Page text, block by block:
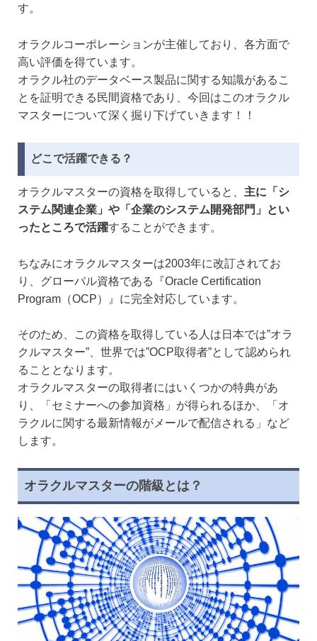
す。
オラクルコーポレーションが主催しており、各方面で
高い評価を得ています。
オラクル社のデータベース製品に関する知識があるこ
とを証明できる民間資格であり、今回はこのオラクル
マスターについて深く掘り下げていきます！！
どこで活躍できる？
オラクルマスターの資格を取得していると、 主に「シ
ステム関連企業」や「企業のシステム開発部門」とい
ったところで活躍することができます。
ちなみにオラクルマスターは2003年に改訂されてお
り、グローバル資格である『Oracle Certification
Program（OCP）』に完全対応しています。
そのため、この資格を取得している人は日本では”オラ
クルマスター”、世界では”OCP取得者”として認められ
ることとなります。
オラクルマスターの取得者にはいくつかの特典があ
り、「セミナーへの参加資格」が得られるほか、「オ
ラクルに関する最新情報がメールで配信される」など
します。
オラクルマスターの階級とは？